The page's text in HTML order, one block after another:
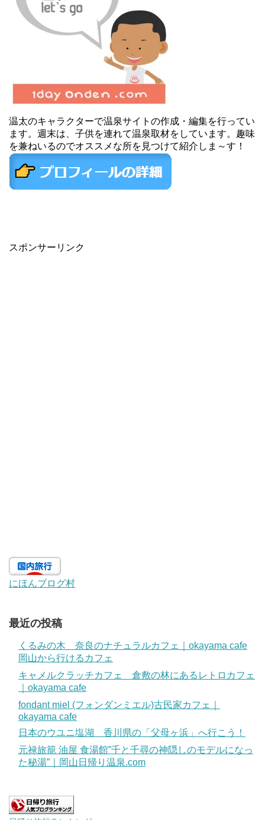
温太のキャラクターで温泉サイトの作成・編集を行ってい
ます。週末は、子供を連れて温泉取材をしています。趣味
を兼ねいるのでオススメな所を見つけて紹介しま～す！
スポンサーリンク
にほんブログ村
最近の投稿
くるみの木 奈良のナチュラルカフェ｜okayama cafe
岡山から行けるカフェ
キャメルクラッチカフェ 倉敷の林にあるレトロカフェ
｜okayama cafe
fondant miel (フォンダンミエル)古民家カフェ｜
okayama cafe
日本のウユニ塩湖 香川県の「父母ヶ浜」へ行こう！
元禄旅籠 油屋 食湯館”千と千尋の神隠しのモデルになっ
た秘湯”｜岡山日帰り温泉.com